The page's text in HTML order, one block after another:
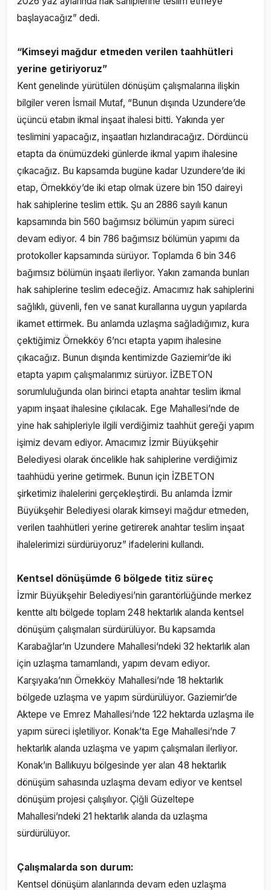
başlayacağız” dedi.
“Kimseyi mağdur etmeden verilen taahhütleri
yerine getiriyoruz”
Kent genelinde yürütülen dönüşüm çalışmalarına ilişkin
bilgiler veren İsmail Mutaf, “Bunun dışında Uzundere’de
üçüncü etabın ikmal inşaat ihalesi bitti. Yakında yer
teslimini yapacağız, inşaatları hızlandıracağız. Dördüncü
etapta da önümüzdeki günlerde ikmal yapım ihalesine
çıkacağız. Bu kapsamda bugüne kadar Uzundere’de iki
etap, Örnekköy’de iki etap olmak üzere bin 150 daireyi
hak sahiplerine teslim ettik. Şu an 2886 sayılı kanun
kapsamında bin 560 bağımsız bölümün yapım süreci
devam ediyor. 4 bin 786 bağımsız bölümün yapımı da
protokoller kapsamında sürüyor. Toplamda 6 bin 346
bağımsız bölümün inşaatı ilerliyor. Yakın zamanda bunları
hak sahiplerine teslim edeceğiz. Amacımız hak sahiplerini
sağlıklı, güvenli, fen ve sanat kurallarına uygun yapılarda
ikamet ettirmek. Bu anlamda uzlaşma sağladığımız, kura
çektiğimiz Örnekköy 6’ncı etapta yapım ihalesine
çıkacağız. Bunun dışında kentimizde Gaziemir’de iki
etapta yapım çalışmalarımız sürüyor. İZBETON
sorumluluğunda olan birinci etapta anahtar teslim ikmal
yapım inşaat ihalesine çıkılacak. Ege Mahallesi’nde de
yine hak sahipleriyle ilgili verdiğimiz taahhüt gereği yapım
işimiz devam ediyor. Amacımız İzmir Büyükşehir
Belediyesi olarak öncelikle hak sahiplerine verdiğimiz
taahhüdü yerine getirmek. Bunun için İZBETON
şirketimiz ihalelerini gerçekleştirdi. Bu anlamda İzmir
Büyükşehir Belediyesi olarak kimseyi mağdur etmeden,
verilen taahhütleri yerine getirerek anahtar teslim inşaat
ihalelerimizi sürdürüyoruz” ifadelerini kullandı.
Kentsel dönüşümde 6 bölgede titiz süreç
İzmir Büyükşehir Belediyesi’nin garantörlüğünde merkez
kentte altı bölgede toplam 248 hektarlık alanda kentsel
dönüşüm çalışmaları sürdürülüyor. Bu kapsamda
Karabağlar’ın Uzundere Mahallesi’ndeki 32 hektarlık alan
için uzlaşma tamamlandı, yapım devam ediyor.
Karşıyaka’nın Örnekköy Mahallesi’nde 18 hektarlık
bölgede uzlaşma ve yapım sürdürülüyor. Gaziemir’de
Aktepe ve Emrez Mahallesi’nde 122 hektarda uzlaşma ile
yapım süreci işletiliyor. Konak’ta Ege Mahallesi’nde 7
hektarlık alanda uzlaşma ve yapım çalışmaları ilerliyor.
Konak’ın Ballıkuyu bölgesinde yer alan 48 hektarlık
dönüşüm sahasında uzlaşma devam ediyor ve kentsel
dönüşüm projesi çalışılıyor. Çiğli Güzeltepe
Mahallesi’ndeki 21 hektarlık alanda da uzlaşma
sürdürülüyor.
Çalışmalarda son durum:
Kentsel dönüşüm alanlarında devam eden uzlaşma